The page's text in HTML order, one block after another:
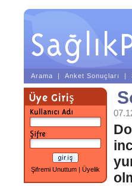
Arama | Anket Sonuçları |
Şifremi Unuttum | Üyelik